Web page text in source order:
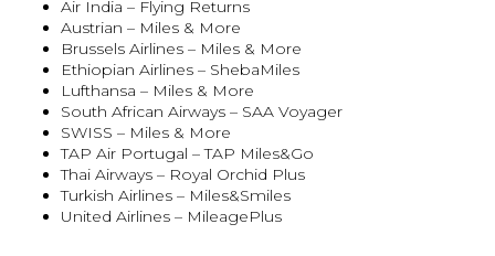
Air India – Flying Returns
Austrian – Miles & More
Brussels Airlines – Miles & More
Ethiopian Airlines – ShebaMiles
Lufthansa – Miles & More
South African Airways – SAA Voyager
SWISS – Miles & More
TAP Air Portugal – TAP Miles&Go
Thai Airways – Royal Orchid Plus
Turkish Airlines – Miles&Smiles
United Airlines – MileagePlus